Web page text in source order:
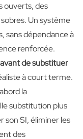
ouverts, des
Un système
sans dépendance à
renforcée.
de substituer
à court terme.
la
substitution plus
son SI, éliminer les
des